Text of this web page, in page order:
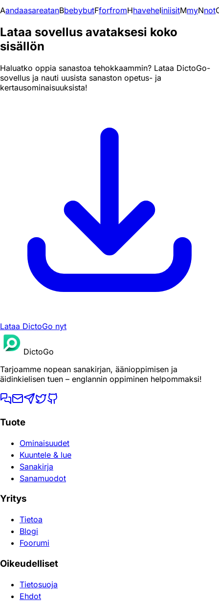
AandaasareatanBbebybutFforfromHhaveheIiniisitMmyNnot
Lataa sovellus avataksesi koko
sisällön
Haluatko oppia sanastoa tehokkaammin? Lataa DictoGo-
sovellus ja nauti uusista sanaston opetus- ja
kertausominaisuuksista!
Lataa DictoGo nyt
DictoGo
Tarjoamme nopean sanakirjan, äänioppimisen ja
äidinkielisen tuen – englannin oppiminen helpommaksi!
Tuote
Ominaisuudet
Kuuntele & lue
Sanakirja
Sanamuodot
Yritys
Tietoa
Blogi
Foorumi
Oikeudelliset
Tietosuoja
Ehdot